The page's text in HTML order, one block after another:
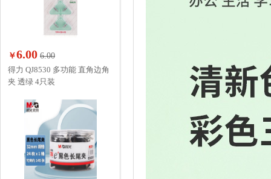
￥6.00 6.00
得力 QJ8530 多功能 直角边角
夹 透绿 4只装